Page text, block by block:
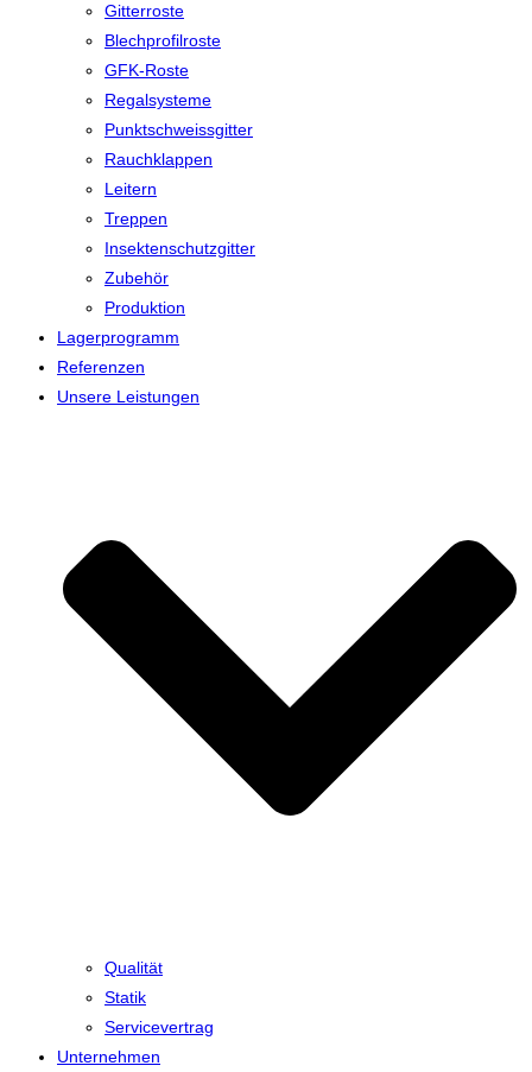
Gitterroste
Blechprofilroste
GFK-Roste
Regalsysteme
Punktschweissgitter
Rauchklappen
Leitern
Treppen
Insektenschutzgitter
Zubehör
Produktion
Lagerprogramm
Referenzen
Unsere Leistungen
Qualität
Statik
Servicevertrag
Unternehmen